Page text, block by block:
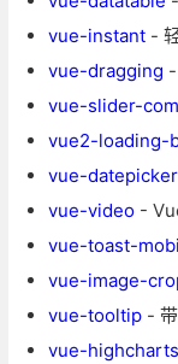
vue-instant-
vue-dragging
vue-slider-
vue2-loading-
vue-datepicker
vue-video-
vue-toast-
vue-image-
vue-tooltip- 带
vue-highcharts